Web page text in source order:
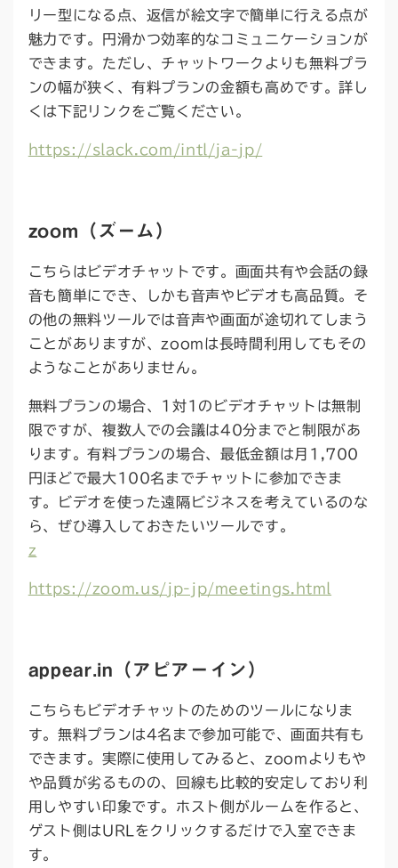
リー型になる点、返信が絵文字で簡単に行える点が
魅力です。円滑かつ効率的なコミュニケーションが
できます。ただし、チャットワークよりも無料プラ
ンの幅が狭く、有料プランの金額も高めです。詳し
くは下記リンクをご覧ください。
https://slack.com/intl/ja-jp/
zoom（ズーム）
こちらはビデオチャットです。画面共有や会話の録
音も簡単にでき、しかも音声やビデオも高品質。そ
の他の無料ツールでは音声や画面が途切れてしまう
ことがありますが、zoomは長時間利用してもその
ようなことがありません。
無料プランの場合、1対1のビデオチャットは無制
限ですが、複数人での会議は40分までと制限があ
ります。有料プランの場合、最低金額は月1,700
円ほどで最大100名までチャットに参加できま
す。ビデオを使った遠隔ビジネスを考えているのな
ら、ぜひ導入しておきたいツールです。
z
https://zoom.us/jp-jp/meetings.html
appear.in（アピアーイン）
こちらもビデオチャットのためのツールになりま
す。無料プランは4名まで参加可能で、画面共有も
できます。実際に使用してみると、zoomよりもや
や品質が劣るものの、回線も比較的安定しており利
用しやすい印象です。ホスト側がルームを作ると、
ゲスト側はURLをクリックするだけで入室できま
す。